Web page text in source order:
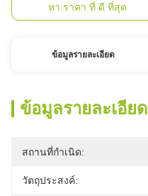
หา ราคา ที่ ดี ที่สุด
ข้อมูลรายละเอียด
ข้อมูลรายละเอียด
สถานที่กำเนิด:
วัตถุประสงค์: